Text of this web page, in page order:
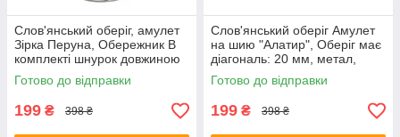
Слов'янський оберіг, амулет
Зірка Перуна, Обережник В
комплекті шнурок довжиною
70 см, метал
Готово до відправки
199 ₴ 398 ₴
Слов'янський оберіг Амулет
на шию "Алатир", Оберіг має
діагональ: 20 мм, метал,
амулет
Готово до відправки
199 ₴ 398 ₴